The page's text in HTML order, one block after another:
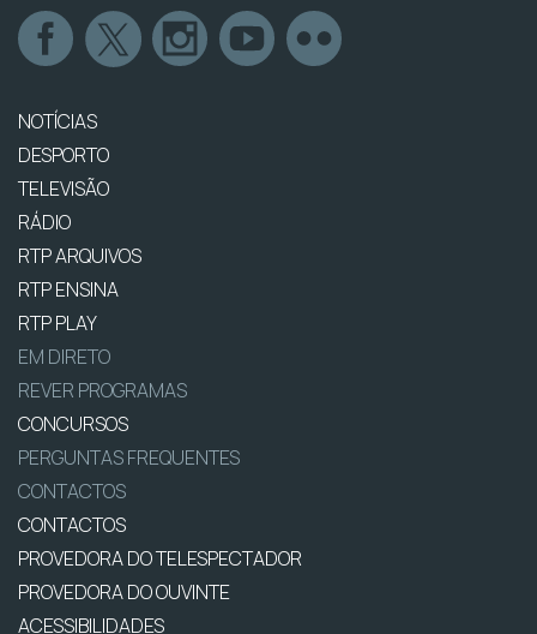
NOTÍCIAS
DESPORTO
TELEVISÃO
RÁDIO
RTP ARQUIVOS
RTP ENSINA
RTP PLAY
EM DIRETO
REVER PROGRAMAS
CONCURSOS
PERGUNTAS FREQUENTES
CONTACTOS
CONTACTOS
PROVEDORA DO TELESPECTADOR
PROVEDORA DO OUVINTE
ACESSIBILIDADES